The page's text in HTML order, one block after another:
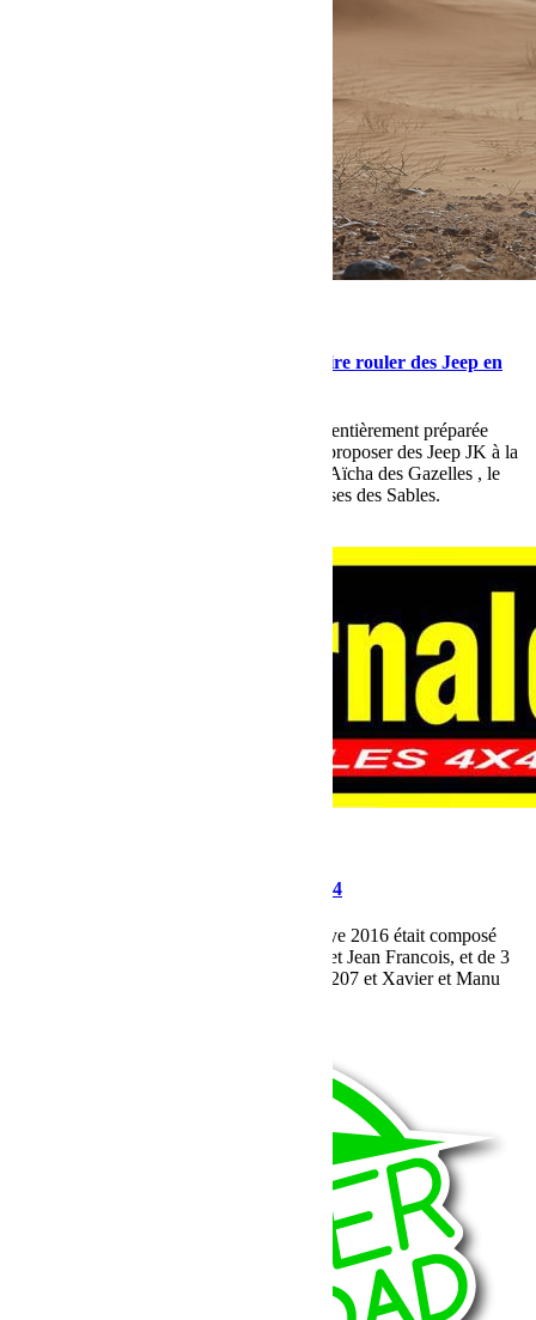
Bumperoffroad le seul préparateur à faire rouler des Jeep en
Nous sommes les seul à louer des Jeep JK entièrement préparée
pour la competition rallye. Nous pouvons proposer des Jeep JK à la
location pour des Rallye comme le Rallye Aïcha des Gazelles , le
Rallye Cap Femina ou encore Trophée Roses des Sables.
Bumper OffRoad dans le Journal du 4×4
Le team Bumper Offroad sur le Carta Rallye 2016 était composé
cette année d’une Jeep JK n°108 de Alain et Jean Francois, et de 3
RZR Dan et Miki n°205, Greg et Gilles n°207 et Xavier et Manu